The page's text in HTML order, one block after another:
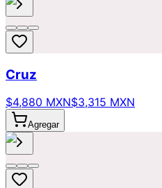
Cruz
$4,880 MXN$3,315 MXN
Agregar